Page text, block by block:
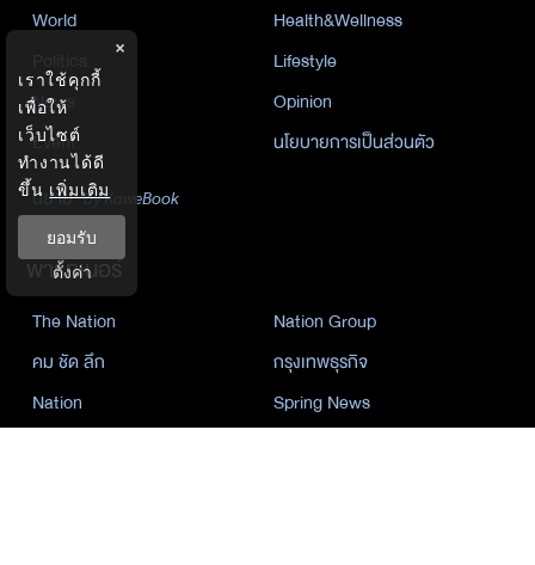
World
Health&Wellness
Lifestyle
News
Opinion
Event
นโยบายการเป็นส่วนตัว
นิยาย by KaweBook
พาร์ทเนอร์
The Nation
Nation Group
คม ชัด ลึก
กรุงเทพธุรกิจ
Nation
Spring News
×
เราใช้คุกกี้
เพื่อให้
เว็บไซต์
ทำงานได้ดี
ขึ้น เพิ่มเติม
ยอมรับ
ตั้งค่า